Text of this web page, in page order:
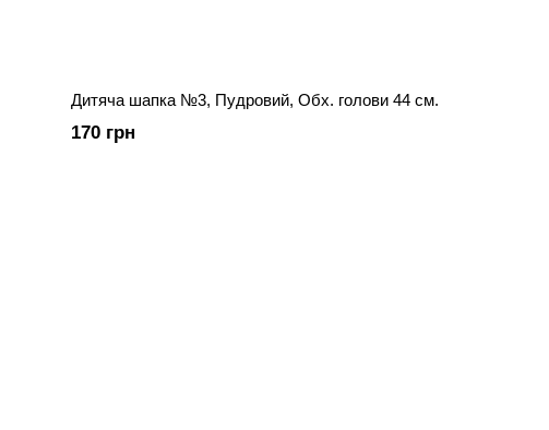
Дитяча шапка №3, Пудровий, Обх. голови 44 ​​см.
170 грн